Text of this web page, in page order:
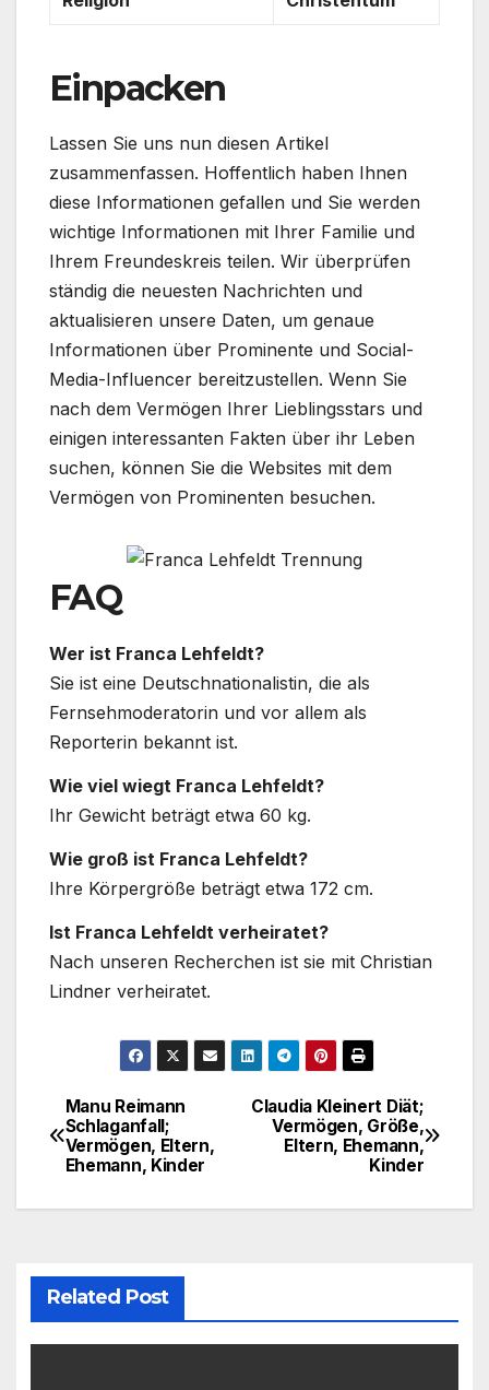
Einpacken
Lassen Sie uns nun diesen Artikel
zusammenfassen. Hoffentlich haben Ihnen
diese Informationen gefallen und Sie werden
wichtige Informationen mit Ihrer Familie und
Ihrem Freundeskreis teilen. Wir überprüfen
ständig die neuesten Nachrichten und
aktualisieren unsere Daten, um genaue
Informationen über Prominente und Social-
Media-Influencer bereitzustellen. Wenn Sie
nach dem Vermögen Ihrer Lieblingsstars und
einigen interessanten Fakten über ihr Leben
suchen, können Sie die Websites mit dem
Vermögen von Prominenten besuchen.
FAQ
Wer ist Franca Lehfeldt?
Sie ist eine Deutschnationalistin, die als
Fernsehmoderatorin und vor allem als
Reporterin bekannt ist.
Wie viel wiegt Franca Lehfeldt?
Ihr Gewicht beträgt etwa 60 kg.
Wie groß ist Franca Lehfeldt?
Ihre Körpergröße beträgt etwa 172 cm.
Ist Franca Lehfeldt verheiratet?
Nach unseren Recherchen ist sie mit Christian
Lindner verheiratet.
Post
navigation
Claudia Kleinert Diät;
Vermögen, Größe,
Eltern, Ehemann,
Kinder
Manu Reimann
Schlaganfall;
Vermögen, Eltern,
Ehemann, Kinder
Related Post